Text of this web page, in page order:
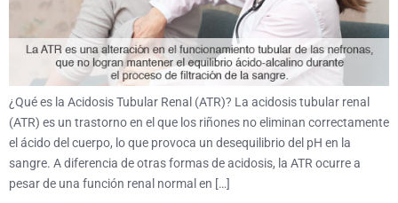
¿Qué es la Acidosis Tubular Renal (ATR)? La acidosis tubular renal
(ATR) es un trastorno en el que los riñones no eliminan correctamente
el ácido del cuerpo, lo que provoca un desequilibrio del pH en la
sangre. A diferencia de otras formas de acidosis, la ATR ocurre a
pesar de una función renal normal en […]